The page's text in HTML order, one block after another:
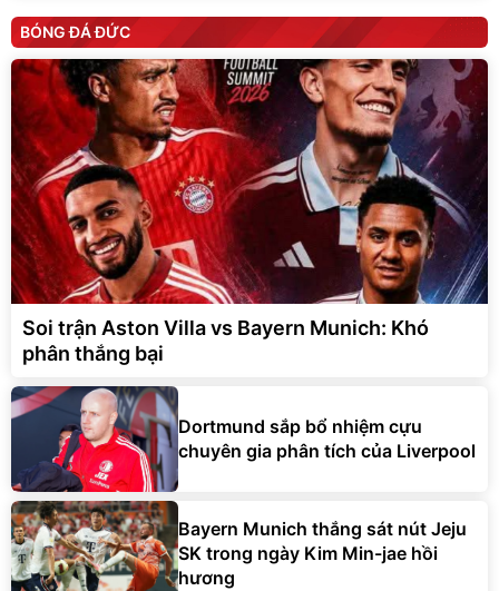
BÓNG ĐÁ ĐỨC
Soi trận Aston Villa vs Bayern Munich: Khó
phân thắng bại
Dortmund sắp bổ nhiệm cựu
chuyên gia phân tích của Liverpool
Bayern Munich thắng sát nút Jeju
SK trong ngày Kim Min-jae hồi
hương